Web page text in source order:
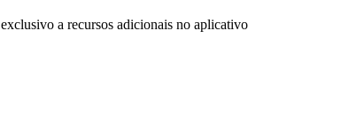
a recursos adicionais no aplicativo